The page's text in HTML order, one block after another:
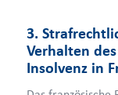
3.
Verhalten
Insolvenz in